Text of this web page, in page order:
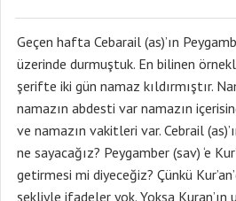
Geçen hafta Cebarail (as)’ın
üzerinde durmuştuk. En bilinen
şerifte iki gün namaz kıldırmıştır.
namazın abdesti var namazın
ve namazın vakitleri var. Cebrail
ne sayacağız? Peygamber (sav) ‘e
getirmesi mi diyeceğiz? Çünkü
şekliyle ifadeler yok. Yoksa Kuran’ın